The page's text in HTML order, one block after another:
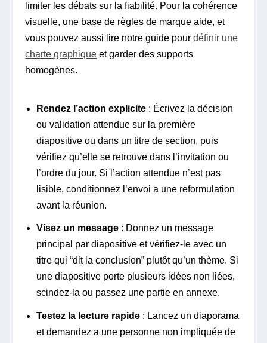
limiter les débats sur la fiabilité. Pour la cohérence
visuelle, une base de règles de marque aide, et
vous pouvez aussi lire notre guide pourdéfinir une
charte graphique et garder des supports
homogènes.
Rendez l’action explicite: Écrivez la décision
ou validation attendue sur la première
diapositive ou dans un titre de section, puis
vérifiez qu’elle se retrouve dans l’invitation ou
l’ordre du jour. Si l’action attendue n’est pas
lisible, conditionnez l’envoi a une reformulation
avant la réunion.
Visez un message: Donnez un message
principal par diapositive et vérifiez-le avec un
titre qui “dit la conclusion” plutôt qu’un thème. Si
une diapositive porte plusieurs idées non liées,
scindez-la ou passez une partie en annexe.
Testez la lecture rapide: Lancez un diaporama
et demandez a une personne non impliquée de